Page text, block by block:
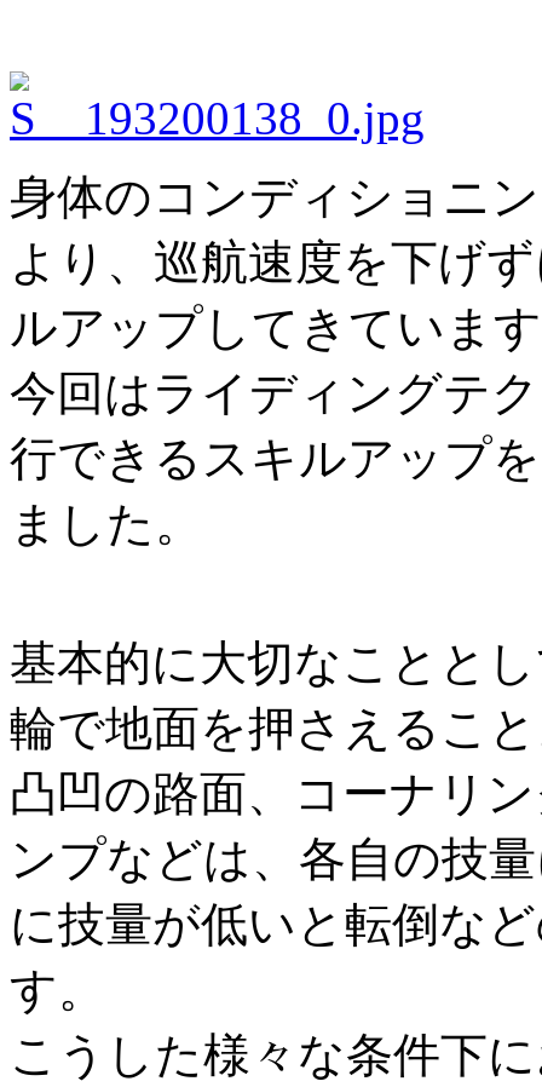
身体のコンディショニ
より、巡航速度を下げ
ルアップしてきていま
今回はライディングテ
行できるスキルアップ
ました。
基本的に大切なことと
輪で地面を押さえるこ
凸凹の路面、コーナリ
ンプなどは、各自の技
に技量が低いと転倒な
す。
こうした様々な条件下